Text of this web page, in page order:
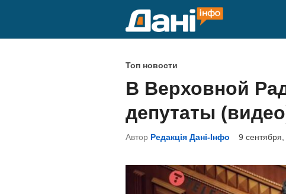
О
п
у
б
к
Топ новости
В Верховной
депутаты
Автор Редакція Дані-Інфо 9